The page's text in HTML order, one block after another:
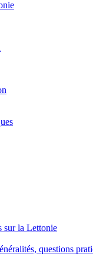
sur la Lettonie
questions